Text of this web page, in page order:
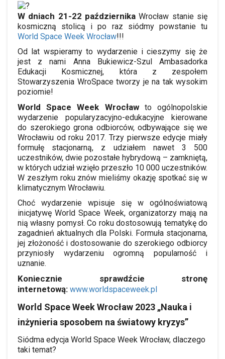
W dniach 21-22 października Wrocław stanie się
kosmiczną stolicą i po raz siódmy powstanie tu
World Space Week Wrocław!!!
Od lat wspieramy to wydarzenie i cieszymy się że
jest z nami Anna Bukiewicz-Szul Ambasadorka
Edukacji Kosmicznej, która z zespołem
Stowarzyszenia WroSpace tworzy je na tak wysokim
poziomie!
World Space Week Wrocław to ogólnopolskie
wydarzenie popularyzacyjno-edukacyjne kierowane
do szerokiego grona odbiorców, odbywające się we
Wrocławiu od roku 2017. Trzy pierwsze edycje miały
formułę stacjonarną, z udziałem nawet 3 500
uczestników, dwie pozostałe hybrydową – zamkniętą,
w których udział wzięło przeszło 10 000 uczestników.
W zeszłym roku znów mieliśmy okazję spotkać się w
klimatycznym Wrocławiu.
Choć wydarzenie wpisuje się w ogólnoświatową
inicjatywę World Space Week, organizatorzy mają na
nią własny pomysł. Co roku dostosowują tematykę do
zagadnień aktualnych dla Polski. Formuła stacjonarna,
jej złożoność i dostosowanie do szerokiego odbiorcy
przyniosły wydarzeniu ogromną popularność i
uznanie.
Koniecznie sprawdźcie stronę
internetową: www.worldspaceweek.pl
World Space Week Wrocław 2023 „Nauka i
inżynieria sposobem na światowy kryzys”
Siódma edycja World Space Week Wrocław, dlaczego
taki temat?